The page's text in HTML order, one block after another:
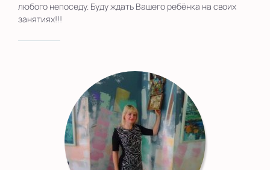
любого непоседу. Буду ждать Вашего ребёнка на своих
занятиях!!!